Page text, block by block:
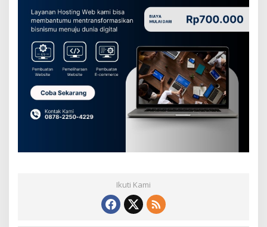
Ikuti Kami